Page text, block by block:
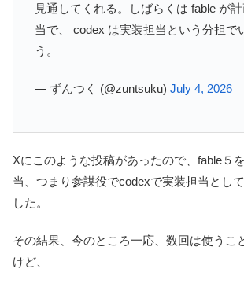
見通してくれる。しばらくは fable が
当で、 codex は実装担当という分担で
う。
— ずんつく (@zuntsuku) July 4, 2026
Xにこのような投稿があったので、fable５
当、つまり参謀役でcodexで実装担当とし
した。
その結果、今のところ一応、数回は使うこ
けど、